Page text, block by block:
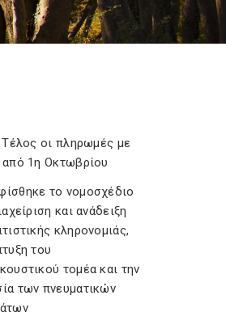
Τέλος οι πληρωμές με
από 1η Οκτωβρίου
το νομοσχέδιο
και ανάδειξη
κληρονομιάς,
του
τομέα και την
των πνευματικών